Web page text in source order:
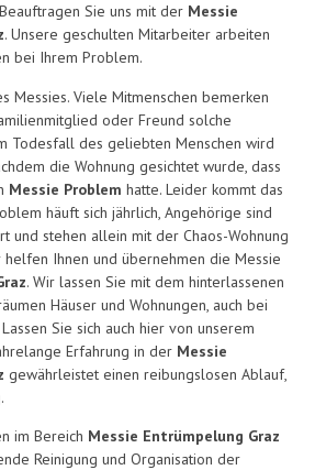
Sie uns mit der Messie
. Unsere geschulten Mitarbeiter arbeiten
bei Ihrem Problem.
Messies. Viele Mitmenschen bemerken
oder Freund solche
Todesfall des geliebten Menschen wird
die Wohnung gesichtet wurde, dass
Messie Problem hatte. Leider kommt das
häuft sich jährlich, Angehörige sind
stehen allein mit der Chaos-Wohnung
Ihnen und übernehmen die Messie
. Wir lassen Sie mit dem hinterlassenen
Häuser und Wohnungen, auch bei
Sie sich auch hier von unserem
Erfahrung in der Messie
gewährleistet einen reibungslosen Ablauf,
im Bereich Messie Entrümpelung Graz
Reinigung und Organisation der